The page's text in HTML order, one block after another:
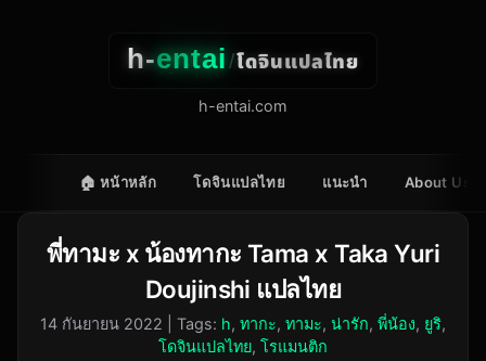
h-entai/โดจินแปลไทย
h-entai.com
🏠 หน้าหลัก โดจินแปลไทย แนะนำ About Us
พี่ทามะ x น้องทากะ Tama x Taka Yuri
Doujinshi แปลไทย
14 กันยายน 2022 | Tags: h, ทากะ, ทามะ, น่ารัก, พี่น้อง, ยูริ,
โดจินแปลไทย, โรแมนติก